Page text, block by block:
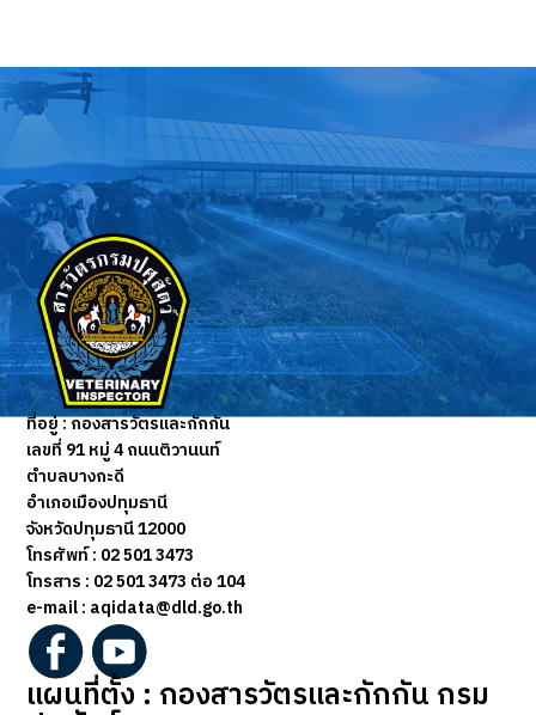
ที่อยู่ :กองสารวัตรและกักกัน
เลขที่ 91 หมู่ 4 ถนนติวานนท์
ตำบลบางกะดี
อำเภอเมืองปทุมธานี
จังหวัดปทุมธานี 12000
โทรศัพท์ : 02 501 3473
โทรสาร : 02 501 3473 ต่อ 104
e-mail : aqidata@dld.go.th
แผนที่ตั้ง : กองสารวัตรและกักกัน กรม